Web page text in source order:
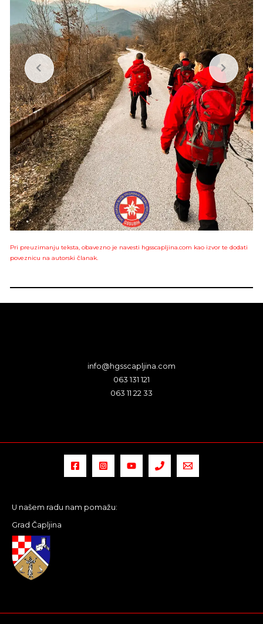
Pri preuzimanju teksta, obavezno je navesti hgsscapljina.com kao izvor te dodati
poveznicu na autorski članak.
info@hgsscapljina.com
063 131 121
063 11 22 33
U našem radu nam pomažu:
Grad Čapljina